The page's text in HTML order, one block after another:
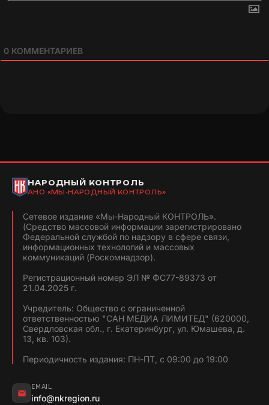
0 КОММЕНТАРИЕВ
НАРОДНЫЙ КОНТРОЛЬ
АНО «МЫ-НАРОДНЫЙ КОНТРОЛЬ»
Сетевое издание «Мы-Народный КОНТРОЛЬ».
(Средство массовой информации зарегистрировано
Федеральной службой по надзору в сфере связи,
информационных технологий и массовых
коммуникаций (Роскомнадзор).
Регистрационный номер ЭЛ № ФС77-89373 от
21.04.2025 г.
Учредитель: Общество с ограниченной
ответственностью "САН МЕДИА ЛИМИТЕД" (620000,
Свердловская обл., г. Екатеринбург, ул. Юмашева, д.
13, кв. 103).
Периодичность издания: ПН-ПТ, с 09:00 до 19:00
EMAIL
info@nkregion.ru